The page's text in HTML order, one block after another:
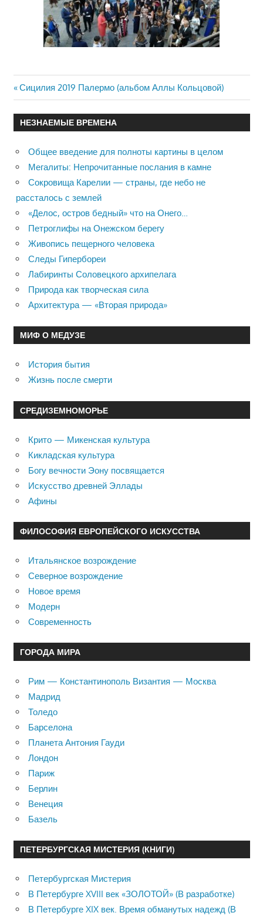
Навигация
по
записям
Previous
Post:
Сицилия 2019 Палермо (альбом Аллы Кольцовой)
НЕЗНАЕМЫЕ ВРЕМЕНА
Общее введение для полноты картины в целом
Мегалиты: Непрочитанные послания в камне
Сокровища Карелии — страны, где небо не
рассталось с землей
«Делос, остров бедный» что на Онего…
Петроглифы на Онежском берегу
Живопись пещерного человека
Следы Гипербореи
Лабиринты Соловецкого архипелага
Природа как творческая сила
Архитектура — «Вторая природа»
МИФ О МЕДУЗЕ
История бытия
Жизнь после смерти
СРЕДИЗЕМНОМОРЬЕ
Крито — Микенская культура
Кикладская культура
Богу вечности Эону посвящается
Искусство древней Эллады
Афины
ФИЛОСОФИЯ ЕВРОПЕЙСКОГО ИСКУССТВА
Итальянское возрождение
Северное возрождение
Новое время
Модерн
Современность
ГОРОДА МИРА
Рим — Константинополь Византия — Москва
Мадрид
Толедо
Барселона
Планета Антония Гауди
Лондон
Париж
Берлин
Венеция
Базель
ПЕТЕРБУРГСКАЯ МИСТЕРИЯ (КНИГИ)
Петербургская Мистерия
В Петербурге XVIII век «ЗОЛОТОЙ» (В разработке)
В Петербурге XIX век. Время обманутых надежд (В